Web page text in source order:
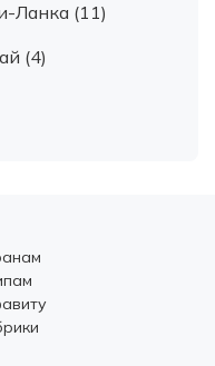
Ланка (11)
(4)